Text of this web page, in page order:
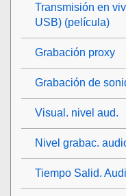
Transmisión en
USB) (película)
Grabación proxy
Grabación de
Visual. nivel aud.
Nivel grabac.
Tiempo Salid.